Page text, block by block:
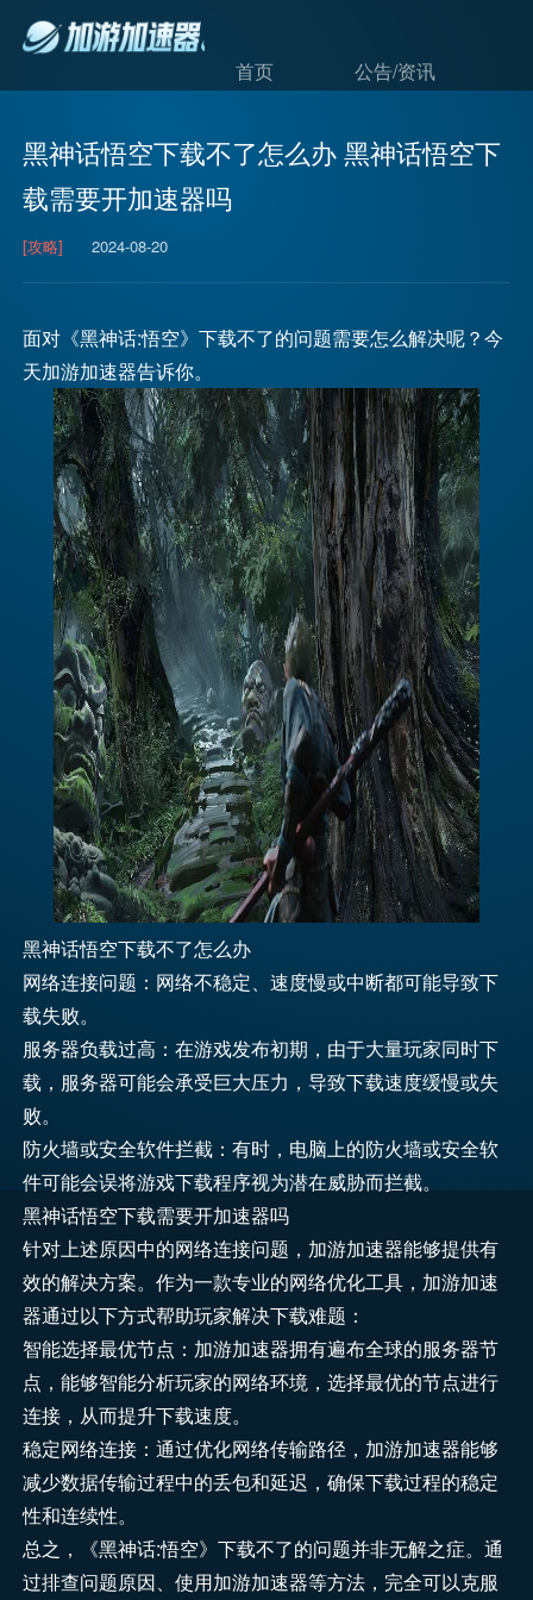
首页 公告/资讯
黑神话悟空下载不了怎么办 黑神话悟空下
载需要开加速器吗
[攻略] 2024-08-20
面对《黑神话:悟空》下载不了的问题需要怎么解决呢？今
天加游加速器告诉你。
黑神话悟空下载不了怎么办
网络连接问题：网络不稳定、速度慢或中断都可能导致下
载失败。
服务器负载过高：在游戏发布初期，由于大量玩家同时下
载，服务器可能会承受巨大压力，导致下载速度缓慢或失
败。
防火墙或安全软件拦截：有时，电脑上的防火墙或安全软
件可能会误将游戏下载程序视为潜在威胁而拦截。
黑神话悟空下载需要开加速器吗
针对上述原因中的网络连接问题，加游加速器能够提供有
效的解决方案。作为一款专业的网络优化工具，加游加速
器通过以下方式帮助玩家解决下载难题：
智能选择最优节点：加游加速器拥有遍布全球的服务器节
点，能够智能分析玩家的网络环境，选择最优的节点进行
连接，从而提升下载速度。
稳定网络连接：通过优化网络传输路径，加游加速器能够
减少数据传输过程中的丢包和延迟，确保下载过程的稳定
性和连续性。
总之，《黑神话:悟空》下载不了的问题并非无解之症。通
过排查问题原因、使用加游加速器等方法，完全可以克服